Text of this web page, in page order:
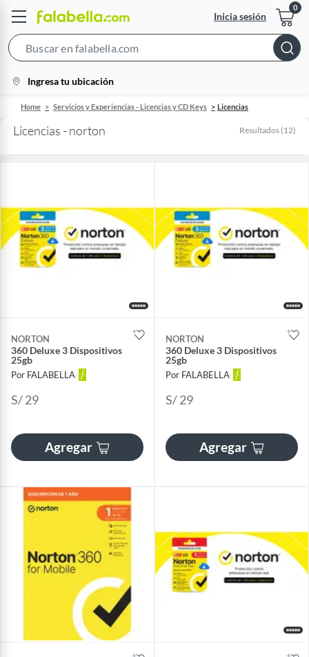
Inicia sesión
Bar
location-
icon
Ingresa tu ubicación
Home Servicios y Experiencias - Licencias y CD Keys Licencias
Licencias - norton Resultados (12)
NORTON
360 Deluxe 3 Dispositivos
25gb
Por FALABELLA
S/ 29
Agregar
NORTON
360 Deluxe 3 Dispositivos
25gb
Por FALABELLA
S/ 29
Agregar